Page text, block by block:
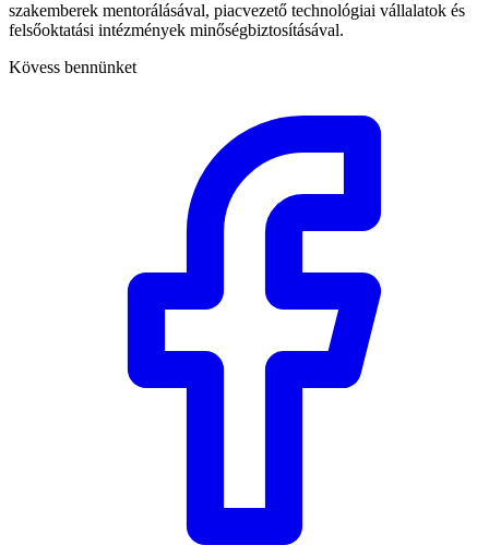
szakemberek mentorálásával, piacvezető technológiai vállalatok és
felsőoktatási intézmények minőségbiztosításával.
Kövess bennünket